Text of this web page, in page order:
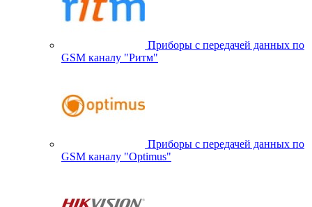
Приборы с передачей данных по
GSM каналу "Ритм"
Приборы с передачей данных по
GSM каналу "Optimus"